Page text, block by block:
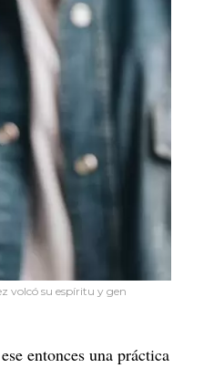
volcó su espíritu y gen
entonces una práctica